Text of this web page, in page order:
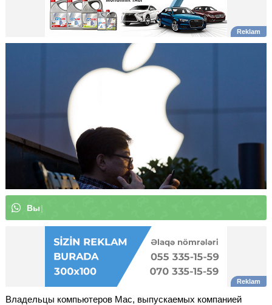
Вы
Владельцы компьютеров Mac, выпускаемых компанией